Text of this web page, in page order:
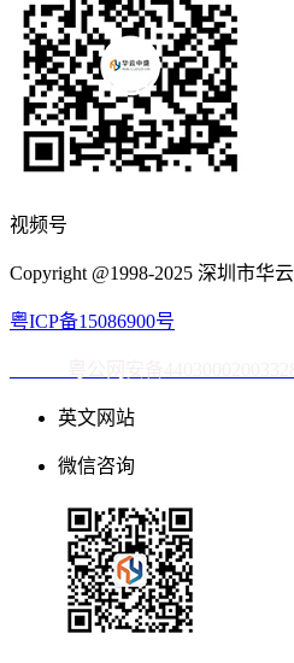
视频号
Copyright @1998-2025 深圳市华
粤ICP备15086900号
英文网站
微信咨询